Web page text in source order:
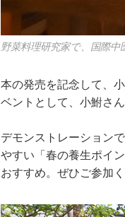
野菜料理研究家で、国際
本の発売を記念して、
ベントとして、小鮒さ
デモンストレーション
やすい「春の養生ポイ
おすすめ。ぜひご参加く